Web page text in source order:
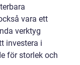
vara ett
verktyg
investera i
för storlek och